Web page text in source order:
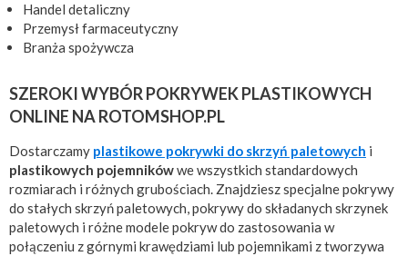
Handel detaliczny
Przemysł farmaceutyczny
Branża spożywcza
SZEROKI WYBÓR POKRYWEK PLASTIKOWYCH
ONLINE NA ROTOMSHOP.PL
Dostarczamy plastikowe pokrywki do skrzyń paletowych i
plastikowych pojemnikówwe wszystkich standardowych
rozmiarach i różnych grubościach. Znajdziesz specjalne pokrywy
do stałych skrzyń paletowych, pokrywy do składanych skrzynek
paletowych i różne modele pokryw do zastosowania w
połączeniu z górnymi krawędziami lub pojemnikami z tworzywa